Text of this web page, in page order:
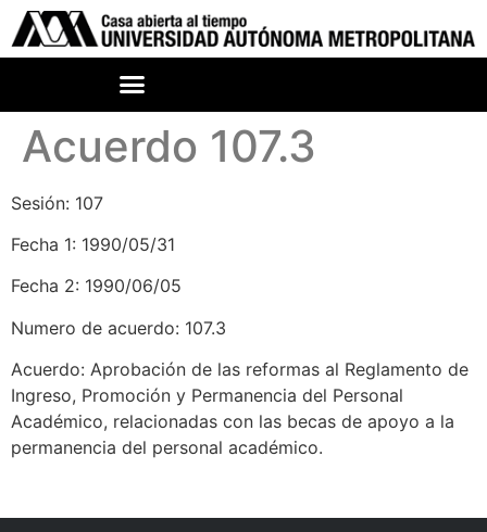
Acuerdo 107.3
Sesión: 107
Fecha 1: 1990/05/31
Fecha 2: 1990/06/05
Numero de acuerdo: 107.3
Acuerdo: Aprobación de las reformas al Reglamento de
Ingreso, Promoción y Permanencia del Personal
Académico, relacionadas con las becas de apoyo a la
permanencia del personal académico.